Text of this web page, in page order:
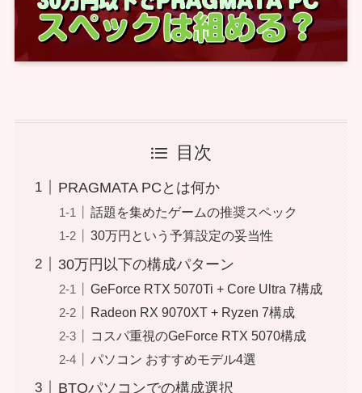
目次
PRAGMATA PCとは何か
話題を集めたゲームの推奨スペック
30万円という予算設定の妥当性
30万円以下の構成パターン
GeForce RTX 5070Ti + Core Ultra 7構成
Radeon RX 9070XT + Ryzen 7構成
コスパ重視のGeForce RTX 5070構成
パソコン おすすめモデル4選
BTOパソコンでの構成選択